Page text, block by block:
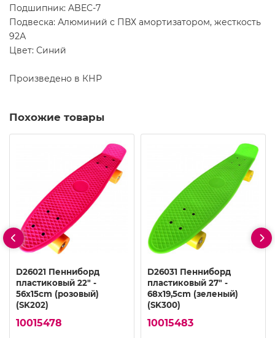
Подшипник: ABEC-7
Подвеска: Алюминий с ПВХ амортизатором, жесткость
92А
Цвет: Синий
Произведено в КНР
Похожие товары
D26021 Пенниборд
пластиковый 22" -
56x15cm (розовый)
(SK202)
10015478
D26031 Пенниборд
пластиковый 27" -
68x19,5cm (зеленый)
(SK300)
10015483